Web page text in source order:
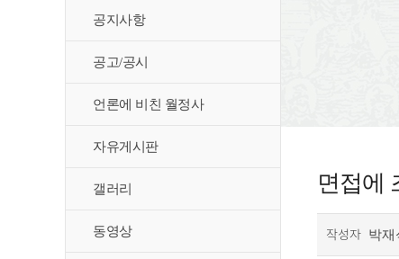
공지사항
공고/공시
언론에 비친 월정사
자유게시판
갤러리
동영상
면접에
작성자 박재